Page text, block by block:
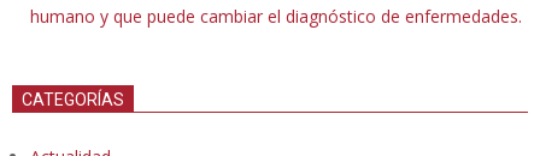
humano y que puede cambiar el diagnóstico de enfermedades.
CATEGORÍAS